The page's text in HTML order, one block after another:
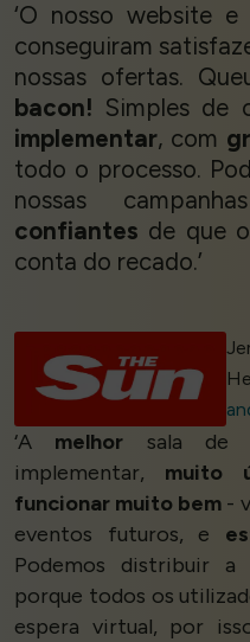
‘O nosso website
conseguiram
nossas ofertas.
bacon! Simples de
implementar, com
todo o processo.
nossas
confiantes de que
conta do recado.’
‘A melhor sala de
implementar, muito
funcionar muito bem -
eventos futuros, e
Podemos distribuir a
porque todos os
espera virtual, por